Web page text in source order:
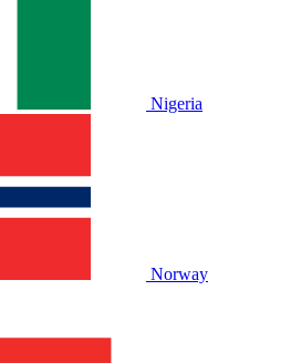
Nigeria
Norway